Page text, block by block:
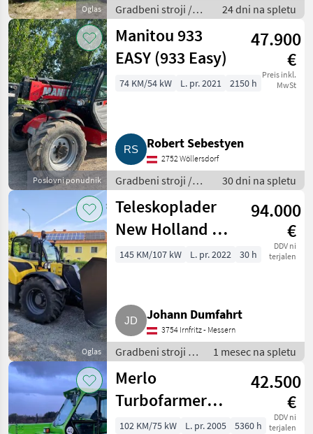
Oglas
Gradbeni stroji /
Teleskopski
nakladalniki
24 dni na spletu
Poslovni ponudnik
Manitou 933
EASY (933 Easy)
47.900
€
Preis inkl.
MwSt
74 KM/54 kW L. pr. 2021 2150 h
Robert Sebestyen
2752 Wöllersdorf
Gradbeni stroji /
Teleskopski
nakladalniki
30 dni na spletu
Oglas
Teleskoplader
New Holland TH
7.37 ELITE
94.000
€
DDV ni
terjalen
145 KM/107 kW L. pr. 2022 30 h
Johann Dumfahrt
3754 Irnfritz - Messern
Gradbeni stroji /
Teleskopski
nakladalniki
1 mesec na spletu
Merlo
Turbofarmer
P36.7
42.500
€
DDV ni
terjalen
102 KM/75 kW L. pr. 2005 5360 h